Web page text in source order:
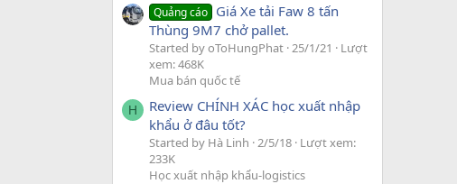
Quảng cáo Giá Xe tải Faw 8 tấn
Thùng 9M7 chở pallet.
Started by oToHungPhat 25/1/21
Lượt
xem: 468K
Mua bán quốc tế
H
Review CHÍNH XÁC học xuất nhập
khẩu ở đâu tốt?
Started by Hà Linh 2/5/18 Lượt xem:
233K
Học xuất nhập khẩu-logistics